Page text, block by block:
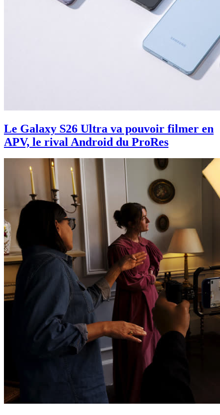
Le Galaxy S26 Ultra va pouvoir filmer en
APV, le rival Android du ProRes